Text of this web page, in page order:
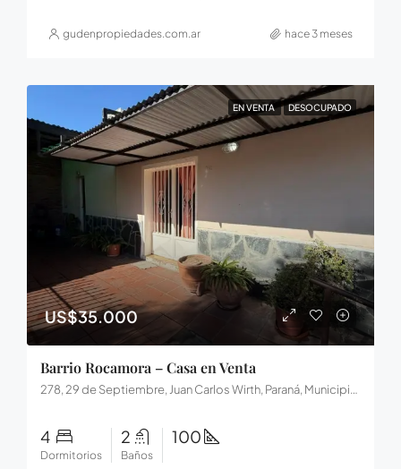
gudenpropiedades.com.ar hace 3 meses
EN VENTA DESOCUPADO
US$35.000
Barrio Rocamora – Casa en Venta
278, 29 de Septiembre, Juan Carlos Wirth, Paraná, Municipio de Paraná, Distrito Sauce, Departamento Paraná, Entre Ríos, 3102, Argentina
4
Dormitorios
2
Baños
100